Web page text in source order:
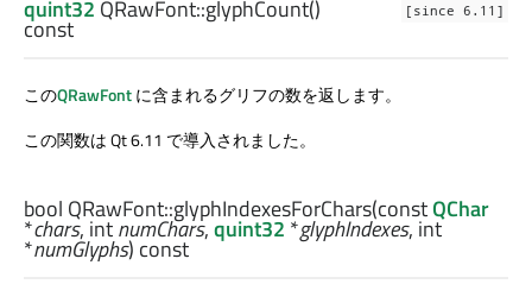
[since 6.11]
quint32 QRawFont::glyphCount()
const
このQRawFontに含まれるグリフの数を返します。
この関数は Qt 6.11 で導入されました。
bool QRawFont::glyphIndexesForChars(constQChar
*chars, intnumChars,quint32*glyphIndexes,int
*numGlyphs) const